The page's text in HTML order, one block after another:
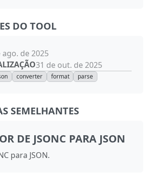
DO TOOL
ago. de 2025
31 de out. de 2025
converter format parse
SEMELHANTES
DE JSONC PARA JSON
para JSON.